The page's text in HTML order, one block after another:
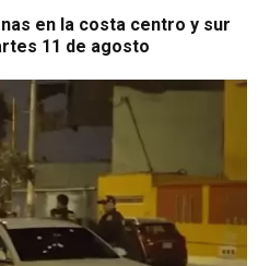
en la costa centro y sur
11 de agosto